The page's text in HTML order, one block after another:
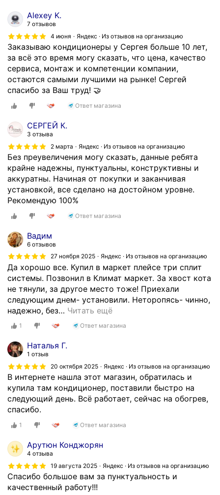
Alexey K.
7 отзывов
4 июня
Яндекс · Из отзывов на организацию
Заказываю кондиционеры у Сергея больше 10 лет,
за всё это время могу сказать, что цена, качество
сервиса, монтаж и компетенции компании,
остаются самыми лучшими на рынке! Сергей
спасибо за Ваш труд! 🤝
Ответ магазина
СЕРГЕЙ К.
3 отзыва
2 марта
Яндекс · Из отзывов на организацию
Без преувеличения могу сказать, данные ребята
крайне надежны, пунктуальны, конструктивны и
аккуратны. Начиная от покупки и заканчивая
установкой, все сделано на достойном уровне.
Рекомендую 100%
Ответ магазина
Вадим
6 отзывов
27 ноября 2025
Яндекс · Из отзывов на организацию
Да хорошо все. Купил в маркет плейсе три сплит
системы. Позвонил в Климат маркет. За хвост кота
не тянули, за другое место тоже! Приехали
следующим днем- установили. Неторопясь- чинно,
надежно, без… Читать ещё
1 Ответ магазина
Наталья Г.
1 отзыв
20 октября 2025
Яндекс · Из отзывов на организацию
В интернете нашла этот магазин, обратилась и
купила там кондиционер, поставили быстро на
следующий день. Всё работает, сейчас на обогрев,
спасибо.
1 Ответ магазина
Арутюн Конджорян
4 отзыва
19 августа 2025
Яндекс · Из отзывов на организацию
Спасибо большое вам за пунктуальность и
качественный работу!!!